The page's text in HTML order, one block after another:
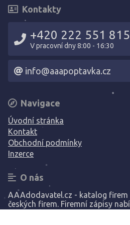
Kontakty
+420 222 551 815
V pracovní dny 8:00 - 16:30
info@aaapoptavka.cz
Navigace
Úvodní stránka
Kontakt
Obchodní podmínky
Inzerce
O nás
AAAdodavatel.cz - katalog firem
českých firem. Firemní zápisy